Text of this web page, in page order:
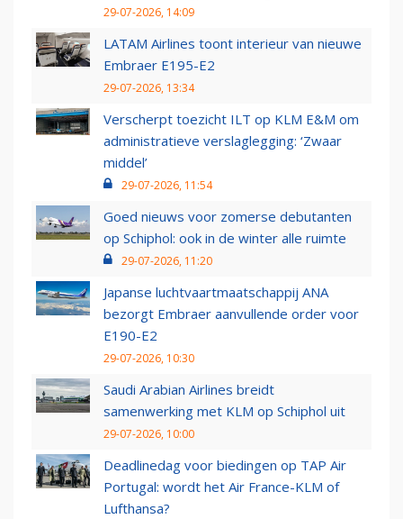
29-07-2026, 14:09
LATAM Airlines toont interieur van nieuwe
Embraer E195-E2
29-07-2026, 13:34
Verscherpt toezicht ILT op KLM E&M om
administratieve verslaglegging: ‘Zwaar
middel’
29-07-2026, 11:54
Goed nieuws voor zomerse debutanten
op Schiphol: ook in de winter alle ruimte
29-07-2026, 11:20
Japanse luchtvaartmaatschappij ANA
bezorgt Embraer aanvullende order voor
E190-E2
29-07-2026, 10:30
Saudi Arabian Airlines breidt
samenwerking met KLM op Schiphol uit
29-07-2026, 10:00
Deadlinedag voor biedingen op TAP Air
Portugal: wordt het Air France-KLM of
Lufthansa?